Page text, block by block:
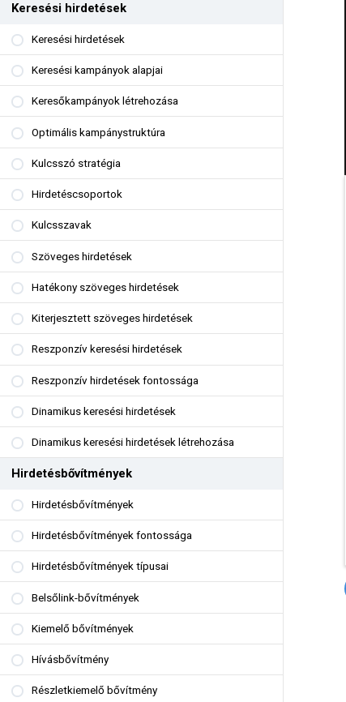
Keresési hirdetések
Keresési hirdetések
Keresési kampányok alapjai
Keresőkampányok létrehozása
Optimális kampánystruktúra
Kulcsszó stratégia
Hirdetéscsoportok
Kulcsszavak
Szöveges hirdetések
Hatékony szöveges hirdetések
Kiterjesztett szöveges hirdetések
Reszponzív keresési hirdetések
Reszponzív hirdetések fontossága
Dinamikus keresési hirdetések
Dinamikus keresési hirdetések létrehozása
Hirdetésbővítmények
Hirdetésbővítmények
Hirdetésbővítmények fontossága
Hirdetésbővítmények típusai
Belsőlink-bővítmények
Kiemelő bővítmények
Hívásbővítmény
Részletkiemelő bővítmény